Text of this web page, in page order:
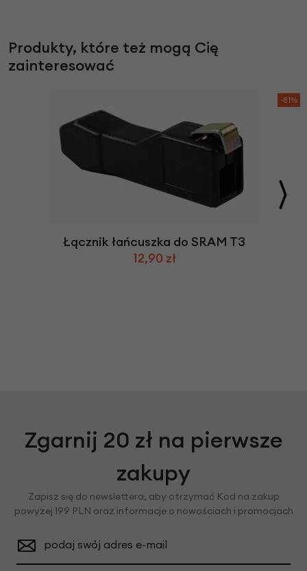
Produkty, które też mogą Cię
zainteresować
-81%
Łącznik łańcuszka do SRAM T3
12,90 zł
Zgarnij 20 zł na pierwsze
zakupy
Zapisz się do newslettera, aby otrzymać Kod na zakup
powyżej 199 PLN oraz informacje o nowościach i promocjach
podaj swój adres e-mail